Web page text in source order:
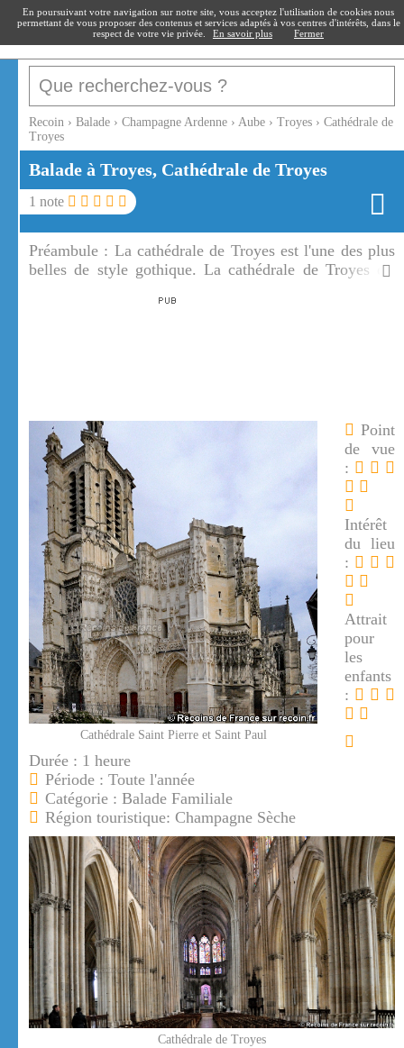
recoin.fr
Recoin › Balade › Champagne Ardenne › Aube › Troyes › Cathédrale de
Troyes
Balade à Troyes, Cathédrale de Troyes
1 note
Préambule : La cathédrale de Troyes est l'une des plus
belles de style gothique. La cathédrale de Troyes est
Cathédrale Saint Pierre et Saint Paul
Point
de vue
:
Intérêt
du lieu
:
Attrait
pour
les
enfants
:
Durée : 1 heure
Période : Toute l'année
Catégorie : Balade Familiale
Région touristique: Champagne Sèche
Cathédrale de Troyes
En poursuivant votre navigation sur notre site, vous acceptez l'utilisation de cookies nous
permettant de vous proposer des contenus et services adaptés à vos centres d'intérêts, dans le
respect de votre vie privée.
En savoir plus Fermer